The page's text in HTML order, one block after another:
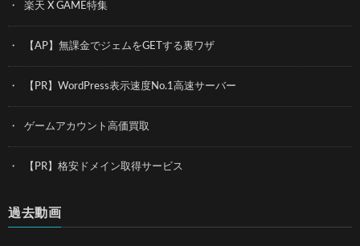
楽天 X GAME特集
【AP】無課金でジェムをGETする裏ワザ
【PR】WordPress表示速度No.1高速サーバー
ゲームアカウント高価買取
【PR】格安ドメイン取得サービス
過去動画